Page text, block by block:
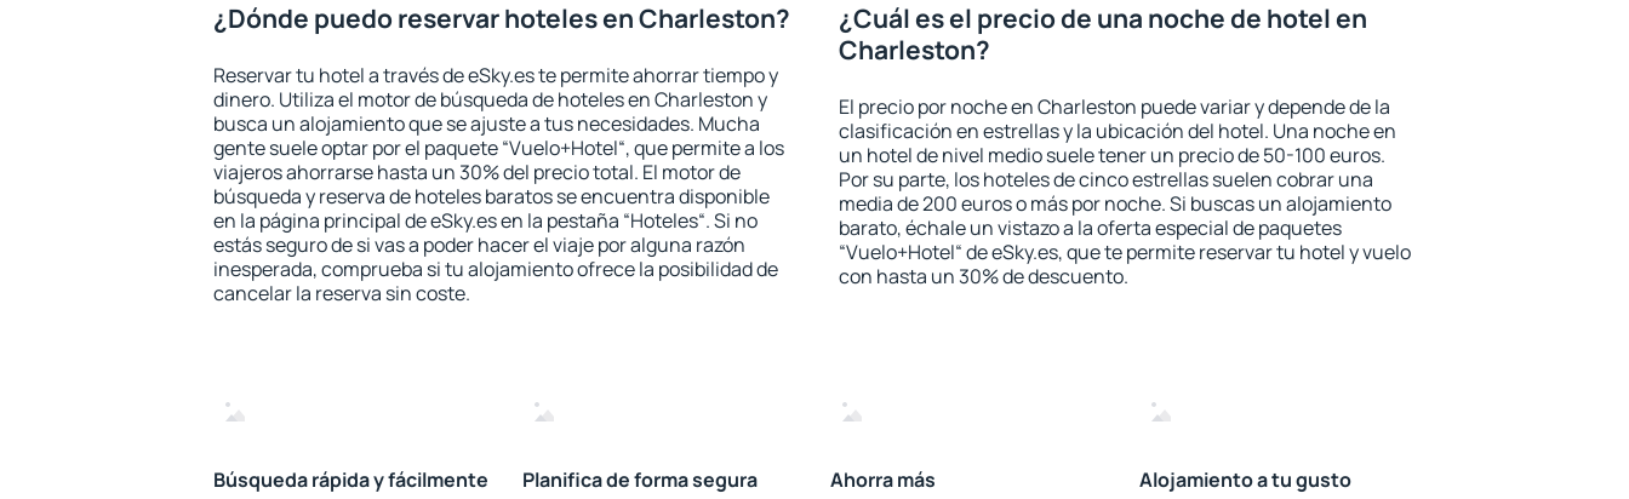
¿Dónde puedo reservar hoteles en Charleston?
Reservar tu hotel a través de eSky.es te permite ahorrar tiempo y
dinero. Utiliza el motor de búsqueda de hoteles en Charleston y
busca un alojamiento que se ajuste a tus necesidades. Mucha
gente suele optar por el paquete “Vuelo+Hotel“, que permite a los
viajeros ahorrarse hasta un 30% del precio total. El motor de
búsqueda y reserva de hoteles baratos se encuentra disponible
en la página principal de eSky.es en la pestaña “Hoteles“. Si no
estás seguro de si vas a poder hacer el viaje por alguna razón
inesperada, comprueba si tu alojamiento ofrece la posibilidad de
cancelar la reserva sin coste.
¿Cuál es el precio de una noche de hotel en
Charleston?
El precio por noche en Charleston puede variar y depende de la
clasificación en estrellas y la ubicación del hotel. Una noche en
un hotel de nivel medio suele tener un precio de 50-100 euros.
Por su parte, los hoteles de cinco estrellas suelen cobrar una
media de 200 euros o más por noche. Si buscas un alojamiento
barato, échale un vistazo a la oferta especial de paquetes
“Vuelo+Hotel“ de eSky.es, que te permite reservar tu hotel y vuelo
con hasta un 30% de descuento.
Búsqueda rápida y fácilmente Planifica de forma segura Ahorra más Alojamiento a tu gusto